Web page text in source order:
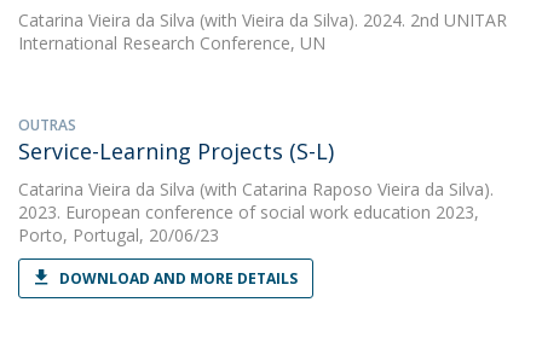
Catarina Vieira da Silva (with Vieira da Silva). 2024. 2nd UNITAR
International Research Conference, UN
OUTRAS
Service-Learning Projects (S-L)
Catarina Vieira da Silva (with Catarina Raposo Vieira da Silva).
2023. European conference of social work education 2023,
Porto, Portugal, 20/06/23
DOWNLOAD AND MORE DETAILS